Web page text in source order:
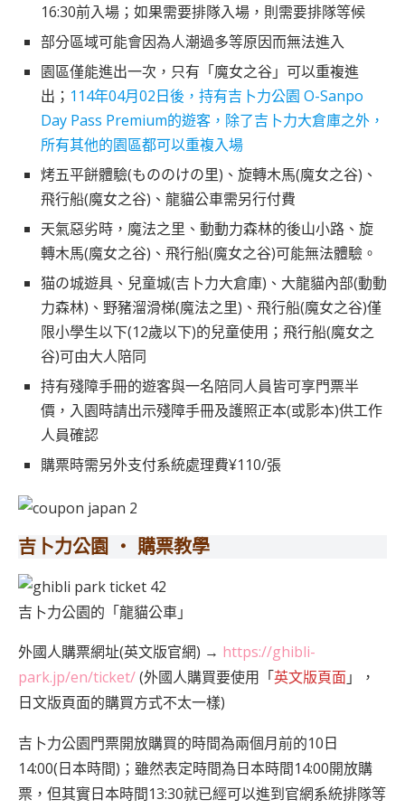
16:30前入場；如果需要排隊入場，則需要排隊等候
部分區域可能會因為人潮過多等原因而無法進入
園區僅能進出一次，只有「魔女之谷」可以重複進
出； 114年04月02日後，持有吉卜力公園 O-Sanpo
Day Pass Premium的遊客，除了吉卜力大倉庫之外，
所有其他的園區都可以重複入場
烤五平餅體驗(もののけの里)、旋轉木馬(魔女之谷)、
飛行船(魔女之谷)、龍貓公車需另行付費
天氣惡劣時，魔法之里、動動力森林的後山小路、旋
轉木馬(魔女之谷)、飛行船(魔女之谷)可能無法體驗。
猫の城遊具、兒童城(吉卜力大倉庫)、大龍貓內部(動動
力森林)、野豬溜滑梯(魔法之里)、飛行船(魔女之谷)僅
限小學生以下(12歲以下)的兒童使用；飛行船(魔女之
谷)可由大人陪同
持有殘障手冊的遊客與一名陪同人員皆可享門票半
價，入園時請出示殘障手冊及護照正本(或影本)供工作
人員確認
購票時需另外支付系統處理費¥110/張
吉卜力公園 ‧ 購票教學
吉卜力公園的「龍貓公車」
外國人購票網址(英文版官網) → https://ghibli-
park.jp/en/ticket/(外國人購買要使用「英文版頁面」，
日文版頁面的購買方式不太一樣)
吉卜力公園門票開放購買的時間為兩個月前的10日
14:00(日本時間)；雖然表定時間為日本時間14:00開放購
票，但其實日本時間13:30就已經可以進到官網系統排隊等